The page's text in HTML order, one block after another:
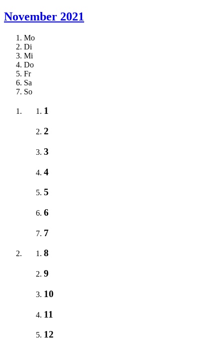
November 2021
Mo
Di
Mi
Do
Fr
Sa
So
1
2
3
4
5
6
7
8
9
10
11
12